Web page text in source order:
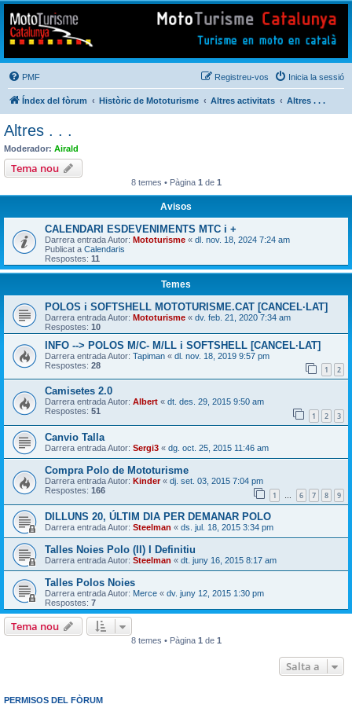
Mototurisme
Turisme en moto en català
PMF Inicia la sessió
Registreu-vos
Índex del fòrum Històric de Mototurisme Altres activitats Altres . . .
Altres . . .
Moderador: Airald
Tema nou
8 temes • Pàgina 1 de 1
Avisos
CALENDARI ESDEVENIMENTS MTC i +
Darrera entrada Autor: Mototurisme « dl. nov. 18, 2024 7:24 am
Publicat a Calendaris
Respostes: 11
Temes
POLOS i SOFTSHELL MOTOTURISME.CAT [CANCEL·LAT]
Darrera entrada Autor: Mototurisme « dv. feb. 21, 2020 7:34 am
Respostes: 10
INFO --> POLOS M/C- M/LL i SOFTSHELL [CANCEL·LAT]
Darrera entrada Autor: Tapiman « dl. nov. 18, 2019 9:57 pm
Respostes: 28 1 2
Camisetes 2.0
Darrera entrada Autor: Albert « dt. des. 29, 2015 9:50 am
Respostes: 51 1 2 3
Canvio Talla
Darrera entrada Autor: Sergi3 « dg. oct. 25, 2015 11:46 am
Compra Polo de Mototurisme
Darrera entrada Autor: Kinder« dj. set. 03, 2015 7:04 pm
Respostes: 166 1 … 6 7 8 9
DILLUNS 20, ÚLTIM DIA PER DEMANAR POLO
Darrera entrada Autor: Steelman « ds. jul. 18, 2015 3:34 pm
Talles Noies Polo (II) I Definitiu
Darrera entrada Autor: Steelman « dt. juny 16, 2015 8:17 am
Talles Polos Noies
Darrera entrada Autor: Merce « dv. juny 12, 2015 1:30 pm
Respostes: 7
Tema nou
8 temes • Pàgina 1 de 1
Salta a
PERMISOS DEL FÒRUM